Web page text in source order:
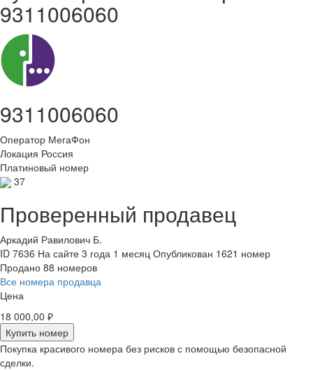
9311006060
9311006060
Оператор МегаФон
Локация Россия
Платиновый номер
37
Проверенный продавец
Аркадий Равилович Б.
ID 7636 На сайте 3 года 1 месяц Опубликован 1621 номер
Продано 88 номеров
Все номера продавца
Цена
18 000,00 ₽
Купить номер
Покупка красивого номера без рисков с помощью безопасной
сделки.